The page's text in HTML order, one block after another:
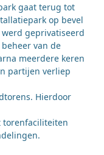
gaat terug tot
op bevel
geprivatiseerd
van de
meerdere keren
partijen verliep
Hierdoor
torenfaciliteiten